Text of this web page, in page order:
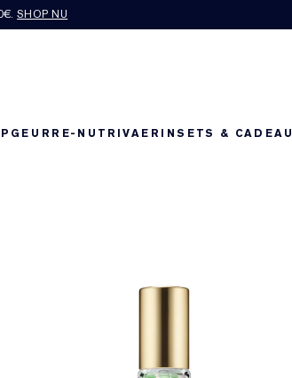
SHOP NU
GEUR RE-NUTRIVAERINSETS &